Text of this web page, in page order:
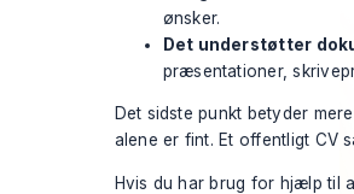
ønsker.
Det understøtter
præsentationer,
Det sidste punkt betyder
alene er fint. Et offentligt CV
Hvis du har brug for hjælp til